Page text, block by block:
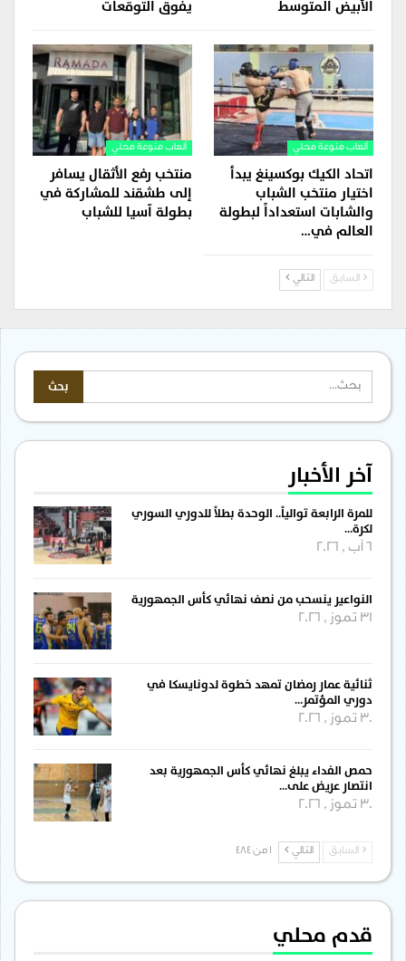
الأبيض المتوسط يفوق التوقعات
ألعاب منوعة محلي
اتحاد الكيك بوكسينغ يبدأ
اختيار منتخب الشباب
والشابات استعداداً لبطولة
العالم في…
ألعاب منوعة محلي
منتخب رفع الأثقال يسافر
إلى طشقند للمشاركة في
بطولة آسيا للشباب
السابق التالي
آخر الأخبار
للمرة الرابعة توالياً.. الوحدة بطلاً للدوري السوري
لكرة…
النواعير ينسحب من نصف نهائي كأس الجمهورية
31 تموز , 2026
ثنائية عمار رمضان تمهد خطوة لدونايسكا في
دوري المؤتمر…
30 تموز , 2026
حمص الفداء يبلغ نهائي كأس الجمهورية بعد
انتصار عريض على…
30 تموز , 2026
السابق التالي
قدم محلي